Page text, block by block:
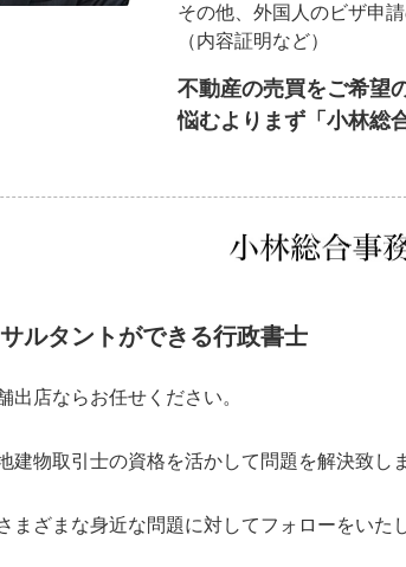
その他、外国人のビザ申
（内容証明など）
不動産の売買をご希望
悩むよりまず「小林総
ルタントができる行政書士
出店ならお任せください。
建物取引士の資格を活かして問題を解決致し
まざまな身近な問題に対してフォローをいた